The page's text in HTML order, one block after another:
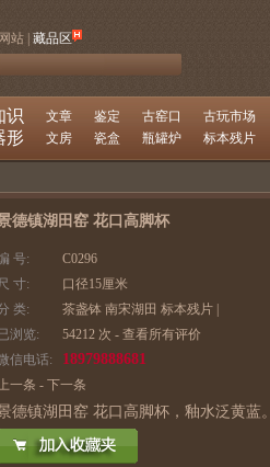
站 | 藏品区
识 文章 鉴定 古窑口 古玩市场
形 文房 瓷盒 瓶罐炉 标本残片
德镇湖田窑 花口高脚杯
号:
C0296
寸:
口径15厘米
类:
茶盏钵 南宋湖田 标本残片
浏览:
54212 次 - 查看所有评价
信电话:
18979888681
一条 - 下一条
德镇湖田窑 花口高脚杯，釉水泛黄蓝。